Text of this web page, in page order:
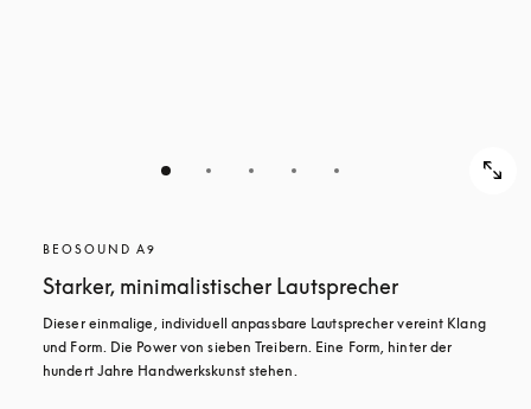
BEOSOUND A9
Starker, minimalistischer Lautsprecher
Dieser einmalige, individuell anpassbare Lautsprecher vereint Klang
und Form. Die Power von sieben Treibern. Eine Form, hinter der
hundert Jahre Handwerkskunst stehen.